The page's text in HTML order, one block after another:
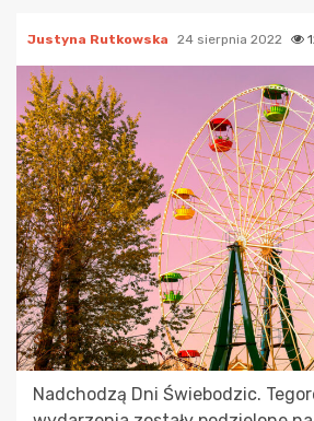
Justyna Rutkowska 24 sierpnia 2022
Nadchodzą Dni Świebodzic.